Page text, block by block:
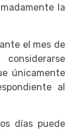
la
el mes de
únicamente
al
días puede